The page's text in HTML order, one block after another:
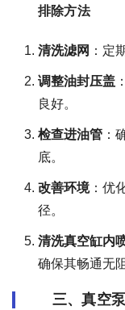
排除方法
清洗滤网 ：定
调整油封压盖
良好。
检查进油管 ：
底。
改善环境：优
径。
清洗真空缸内
确保其畅通无阻
三、真空